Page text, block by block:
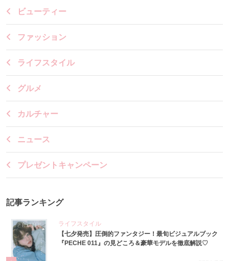
ビューティー
ファッション
ライフスタイル
グルメ
カルチャー
ニュース
プレゼントキャンペーン
記事ランキング
ライフスタイル
【七夕発売】圧倒的ファンタジー！最旬ビジュアルブック
『PECHE 011』の見どころ＆豪華モデルを徹底解説♡